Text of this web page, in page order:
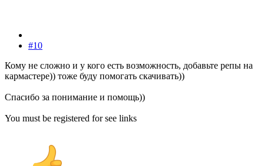
#10
Кому не сложно и у кого есть возможность, добавьте репы на
кармастере)) тоже буду помогать скачивать))
Спасибо за понимание и помощь))
You must be registered for see links